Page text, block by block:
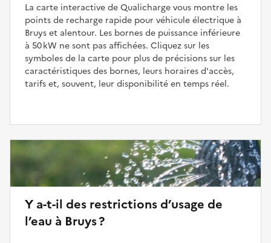
La carte interactive de Qualicharge vous montre les
points de recharge rapide pour véhicule électrique à
Bruys et alentour. Les bornes de puissance inférieure
à 50 kW ne sont pas affichées. Cliquez sur les
symboles de la carte pour plus de précisions sur les
caractéristiques des bornes, leurs horaires d'accès,
tarifs et, souvent, leur disponibilité en temps réel.
Y a-t-il des restrictions d’usage de
l’eau à Bruys ?